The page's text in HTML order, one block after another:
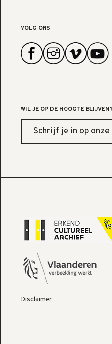
VOLG ONS
WIL JE OP DE HOOGTE BLIJVEN?
Schrijf je in op
Disclaimer